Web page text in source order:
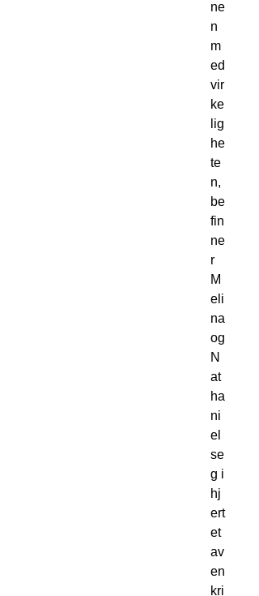
ne
n
m
ed
vir
ke
lig
he
te
n,
be
fin
ne
r
M
eli
na
og
N
at
ha
ni
el
se
g i
hj
ert
et
av
en
kri